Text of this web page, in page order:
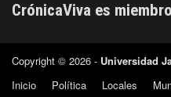
CrónicaViva es
Copyright © 2026 - Universidad
Inicio
Política Locales